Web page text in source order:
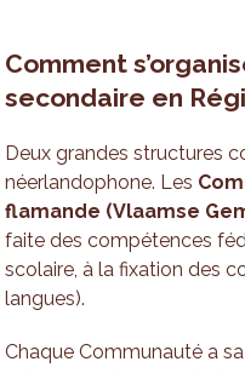
Comment
secondaire en
Deux grandes structures
néerlandophone. Les
flamande (Vlaamse
faite des compétences
scolaire, à la fixation des
langues).
Chaque Communauté a